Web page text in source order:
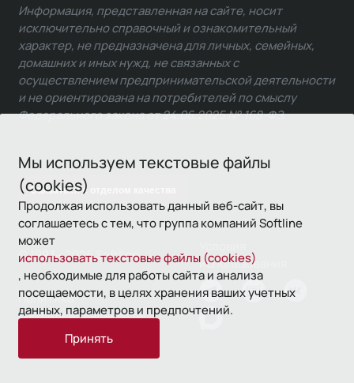
Мы используем текстовые файлы
(cookies)
Продолжая использовать данный веб-сайт, вы
соглашаетесь с тем, что группа компаний Softline
может
использовать текстовые файлы (cookies)
, необходимые для работы сайта и анализа
посещаемости, в целях хранения ваших учетных
данных, параметров и предпочтений.
Принять
Связаться с отделом качества
Информация, представленная на сайте, носит
исключительно справочный и ознакомительный
характер, не предназначена для личных, семейных,
домашних и иных нужд, не связанных с
осуществлением предпринимательской деятельности
и не ориентирована на потребителей по смыслу
Федерального закона от 24.06.2025 № 168-ФЗ.
© 1993—2026 Softline
использования
Политика
конфиденциальности